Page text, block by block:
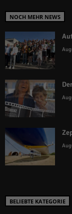
NOCH MEHR NEWS
BELIEBTE KATEGORIE